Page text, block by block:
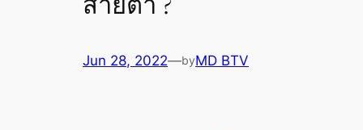
Jun 28, 2022—byMD BTV